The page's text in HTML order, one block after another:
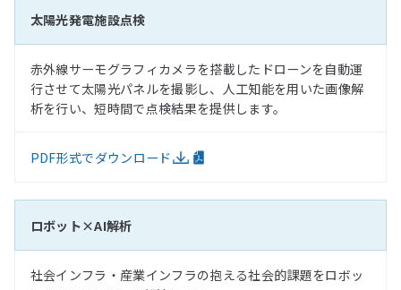
太陽光発電施設点検
赤外線サーモグラフィカメラを搭載したドローンを自動運
行させて太陽光パネルを撮影し、人工知能を用いた画像解
析を行い、短時間で点検結果を提供します。
PDF形式でダウンロード
ロボット×AI解析
社会インフラ・産業インフラの抱える社会的課題をロボッ